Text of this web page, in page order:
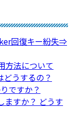
回復キー紛失⇒
方法について
うするの？
ですか？
ますか？ どうす